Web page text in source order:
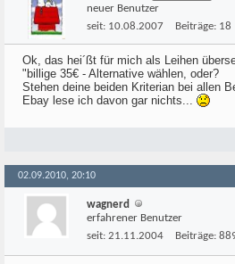
neuer Benutzer
seit: 10.08.2007 Beiträge: 18
Ok, das hei´ßt für mich als Leihen
"billige 35€ - Alternative wählen, oder?
Stehen deine beiden Kriterian bei allen
Ebay lese ich davon gar nichts...
02.09.2010, 20:10
wagnerd
erfahrener Benutzer
seit: 21.11.2004 Beiträge: